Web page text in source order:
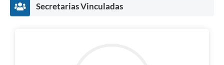
Secretarias Vinculadas